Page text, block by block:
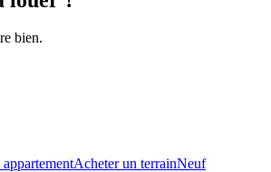
bien.
Acheter un terrainNeuf